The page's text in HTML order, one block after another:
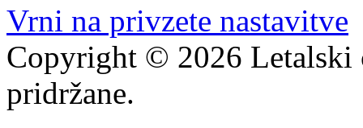
Vrni na privzete nastavitve
Copyright © 2026 Letalski
pridržane.